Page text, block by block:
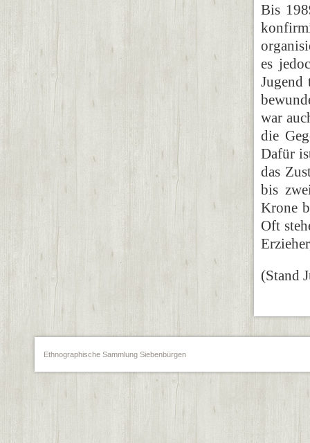
Bis
es
Jugend
war
die
Dafür
das
bis
Krone
Oft
(Stand
Ethnographische Sammlung Siebenbürgen